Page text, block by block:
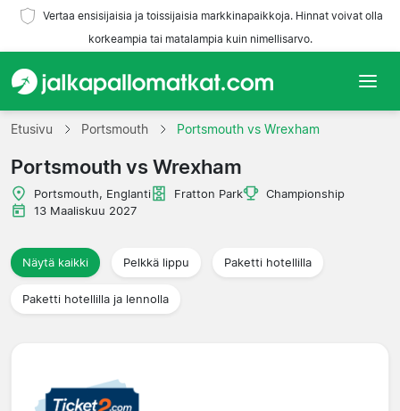
Vertaa ensisijaisia ja toissijaisia markkinapaikkoja. Hinnat voivat olla
korkeampia tai matalampia kuin nimellisarvo.
Etusivu
Joukkueet
Liigat
Matkatoimistoja
Etusivu Portsmouth Portsmouth vs Wrexham
Portsmouth vs Wrexham
Portsmouth, Englanti Fratton Park
Championship
13 Maaliskuu 2027
Näytä kaikki Pelkkä lippu Paketti hotellilla
Paketti hotellilla ja lennolla